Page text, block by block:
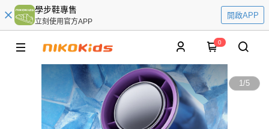
學步鞋專售
立刻使用官方APP
開啟APP
0
1/5